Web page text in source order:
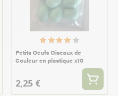
Petits Oeufs Oiseaux de
Couleur en plastique x10
2,25 €